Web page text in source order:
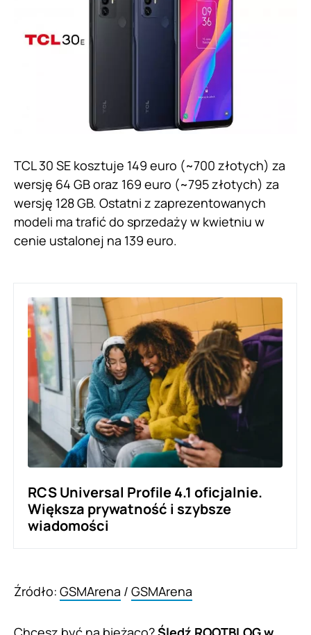
TCL 30 SE kosztuje 149 euro (~700 złotych) za
wersję 64 GB oraz 169 euro (~795 złotych) za
wersję 128 GB. Ostatni z zaprezentowanych
modeli ma trafić do sprzedaży w kwietniu w
cenie ustalonej na 139 euro.
RCS Universal Profile 4.1 oficjalnie.
Większa prywatność i szybsze
wiadomości
Źródło: GSMArena / GSMArena